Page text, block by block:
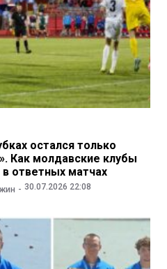
остался только
Как молдавские клубы
в ответных матчах
30.07.2026 22:08